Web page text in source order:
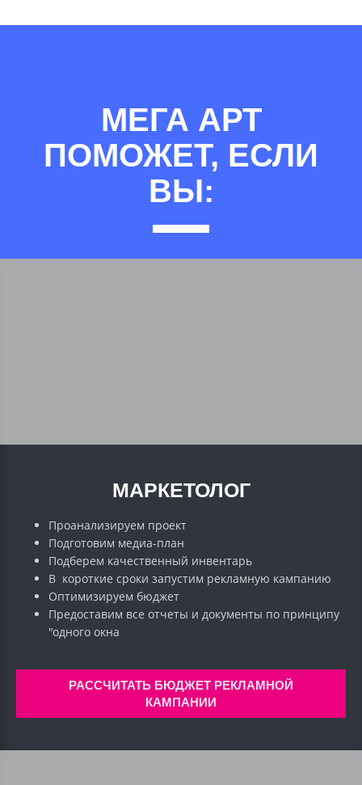
МЕГА АРТ
ПОМОЖЕТ, ЕСЛИ
ВЫ:
МАРКЕТОЛОГ
Проанализируем проект
Подготовим медиа-план
Подберем качественный инвентарь
В короткие сроки запустим рекламную кампанию
Оптимизируем бюджет
Предоставим все отчеты и документы по принципу
"одного окна
РАССЧИТАТЬ БЮДЖЕТ РЕКЛАМНОЙ
КАМПАНИИ